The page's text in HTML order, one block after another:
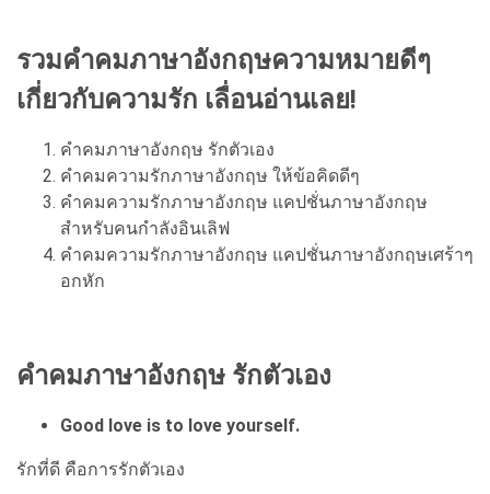
รวมคำคมภาษาอังกฤษความหมายดีๆ
เกี่ยวกับความรัก เลื่อนอ่านเลย!
คําคมภาษาอังกฤษ รักตัวเอง
คำคมความรักภาษาอังกฤษ ให้ข้อคิดดีๆ
คำคมความรักภาษาอังกฤษ แคปชั่นภาษาอังกฤษ
สำหรับคนกำลังอินเลิฟ
คำคมความรักภาษาอังกฤษ แคปชั่นภาษาอังกฤษเศร้าๆ
อกหัก
คําคมภาษาอังกฤษ รักตัวเอง
Good love is to love yourself.
รักที่ดี คือการรักตัวเอง